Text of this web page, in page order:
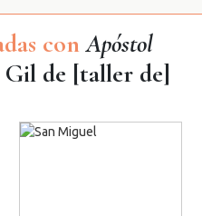
con Apóstol
de [taller de]